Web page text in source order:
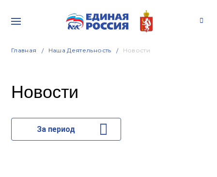
Главная Наша Деятельность Новости
Новости
За период